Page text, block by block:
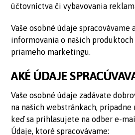
účtovníctva či vybavovania
Vaše osobné údaje spracovávame
informovania o našich produktoch
priameho marketingu.
AKÉ ÚDAJE
Vaše osobné údaje zadávate
na našich webstránkach,
keď sa prihlasujete na odber e-
Údaje, ktoré spracovávame: